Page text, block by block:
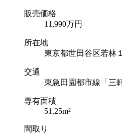
販売価格
11,990万円
所在地
東京都世田谷区若林
交通
東急田園都市線「三
専有面積
51.25m²
間取り